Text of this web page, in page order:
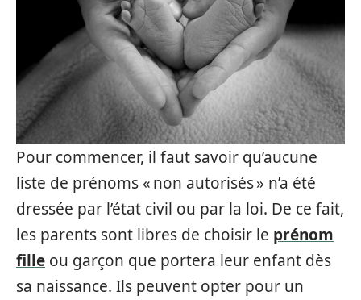
Pour commencer, il faut savoir qu’aucune
liste de prénoms « non autorisés » n’a été
dressée par l’état civil ou par la loi. De ce fait,
les parents sont libres de choisir le prénom
fille ou garçon que portera leur enfant dès
sa naissance. Ils peuvent opter pour un